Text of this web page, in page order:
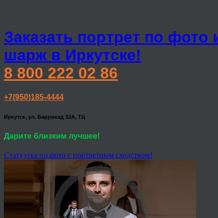
Заказать портрет по фото
шарж в Иркутске!
8 800 222 02 86
+7(950)185-4444
Иркутск, ул. Баррикад 32А, ТЦ
Дарите близким лучшее!
Статуэтка по фото с портретным сходством!